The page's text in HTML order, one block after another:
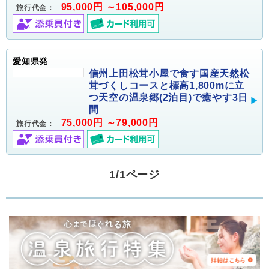
旅行代金： 95,000円 ～105,000円
愛知県発
信州上田松茸小屋で食す国産天然松
茸づくしコースと標高1,800mに立
つ天空の温泉郷(2泊目)で癒やす3日
間
旅行代金： 75,000円 ～79,000円
1/1ページ